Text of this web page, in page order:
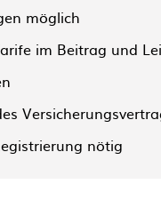
möglich
im Beitrag und
nötig